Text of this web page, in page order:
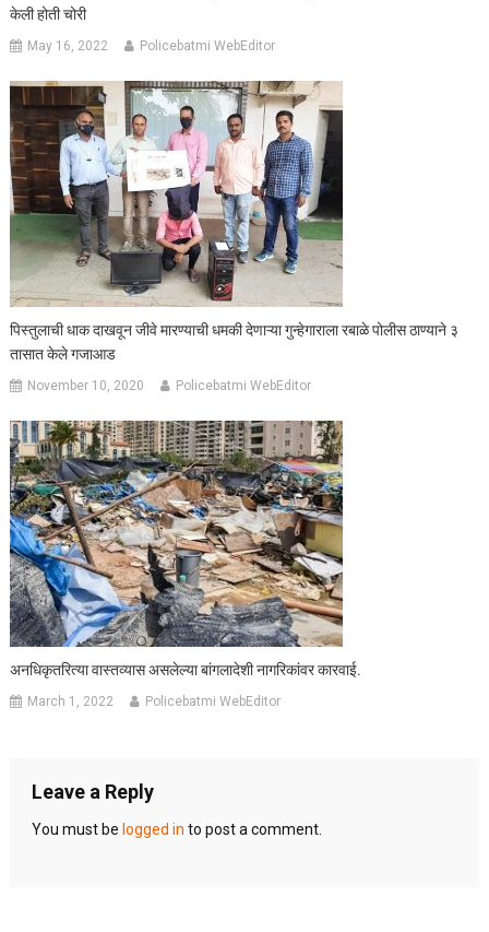
केली होती चोरी
May 16, 2022 Policebatmi WebEditor
पिस्तुलाची धाक दाखवून जीवे मारण्याची धमकी देणाऱ्या गुन्हेगाराला रबाळे पोलीस ठाण्याने ३
तासात केले गजाआड
November 10, 2020 Policebatmi WebEditor
अनधिकृतरित्या वास्तव्यास असलेल्या बांगलादेशी नागरिकांवर कारवाई.
March 1, 2022 Policebatmi WebEditor
Leave a Reply
You must be logged in to post a comment.